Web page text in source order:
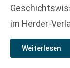
im Herder-
Weiterlesen